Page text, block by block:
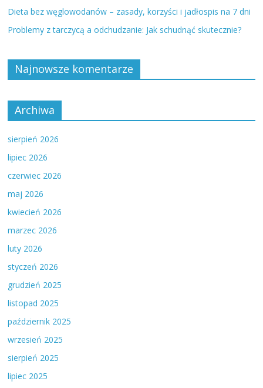
Dieta bez węglowodanów – zasady, korzyści i jadłospis na 7 dni
Problemy z tarczycą a odchudzanie: Jak schudnąć skutecznie?
Najnowsze komentarze
Archiwa
sierpień 2026
lipiec 2026
czerwiec 2026
maj 2026
kwiecień 2026
marzec 2026
luty 2026
styczeń 2026
grudzień 2025
listopad 2025
październik 2025
wrzesień 2025
sierpień 2025
lipiec 2025